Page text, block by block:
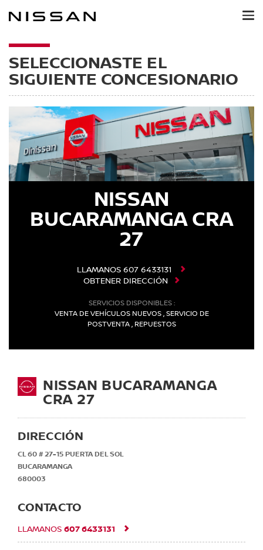
SELECCIONASTE EL
SIGUIENTE CONCESIONARIO
NISSAN
BUCARAMANGA CRA
27
LLAMANOS 607 6433131
OBTENER DIRECCIÓN
SERVICIOS DISPONIBLES :
VENTA DE VEHÍCULOS NUEVOS , SERVICIO DE
POSTVENTA , REPUESTOS
NISSAN BUCARAMANGA
CRA 27
DIRECCIÓN
CL 60 # 27-15 PUERTA DEL SOL
BUCARAMANGA
680003
CONTACTO
LLAMANOS 607 6433131